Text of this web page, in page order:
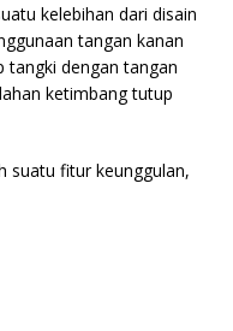
kelebihan dari disain
tangan kanan
tangki dengan tangan
ketimbang tutup
suatu fitur keunggulan,